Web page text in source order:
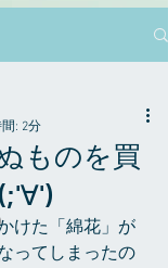
ものを買
: 2分
けた「綿花」が
ってしまったの